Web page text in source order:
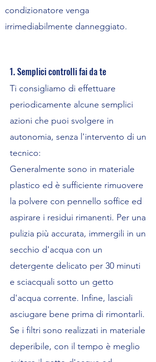
condizionatore venga
irrimediabilmente danneggiato.
1. Semplici controlli fai da te
Ti consigliamo di effettuare
periodicamente alcune semplici
azioni che puoi svolgere in
autonomia, senza l'intervento di un
tecnico:
Generalmente sono in materiale
plastico ed è sufficiente rimuovere
la polvere con pennello soffice ed
aspirare i residui rimanenti. Per una
pulizia più accurata, immergili in un
secchio d'acqua con un
detergente delicato per 30 minuti
e sciacquali sotto un getto
d'acqua corrente. Infine, lasciali
asciugare bene prima di rimontarli.
Se i filtri sono realizzati in materiale
deperibile, con il tempo è meglio